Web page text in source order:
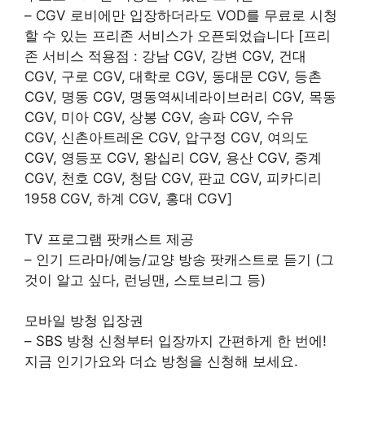
– CGV 로비에만 입장하더라도 VOD를 무료로 시청
할 수 있는 프리존 서비스가 오픈되었습니다 [프리
존 서비스 적용점 : 강남 CGV, 강변 CGV, 건대
CGV, 구로 CGV, 대학로 CGV, 동대문 CGV, 등촌
CGV, 명동 CGV, 명동역씨네라이브러리 CGV, 목동
CGV, 미아 CGV, 상봉 CGV, 송파 CGV, 수유
CGV, 신촌아트레온 CGV, 압구정 CGV, 여의도
CGV, 영등포 CGV, 왕십리 CGV, 용산 CGV, 중계
CGV, 천호 CGV, 청담 CGV, 판교 CGV, 피카디리
1958 CGV, 하계 CGV, 홍대 CGV]
TV 프로그램 팟캐스트 제공
– 인기 드라마/예능/교양 방송 팟캐스트로 듣기 (그
것이 알고 싶다, 런닝맨, 스토브리그 등)
모바일 방청 입장권
– SBS 방청 신청부터 입장까지 간편하게 한 번에!
지금 인기가요와 더쇼 방청을 신청해 보세요.